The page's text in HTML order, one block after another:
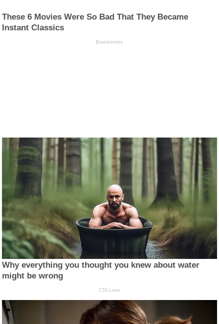
These 6 Movies Were So Bad That They Became
Instant Classics
Brainberries
Why everything you thought you knew about water
might be wrong
CTA Love